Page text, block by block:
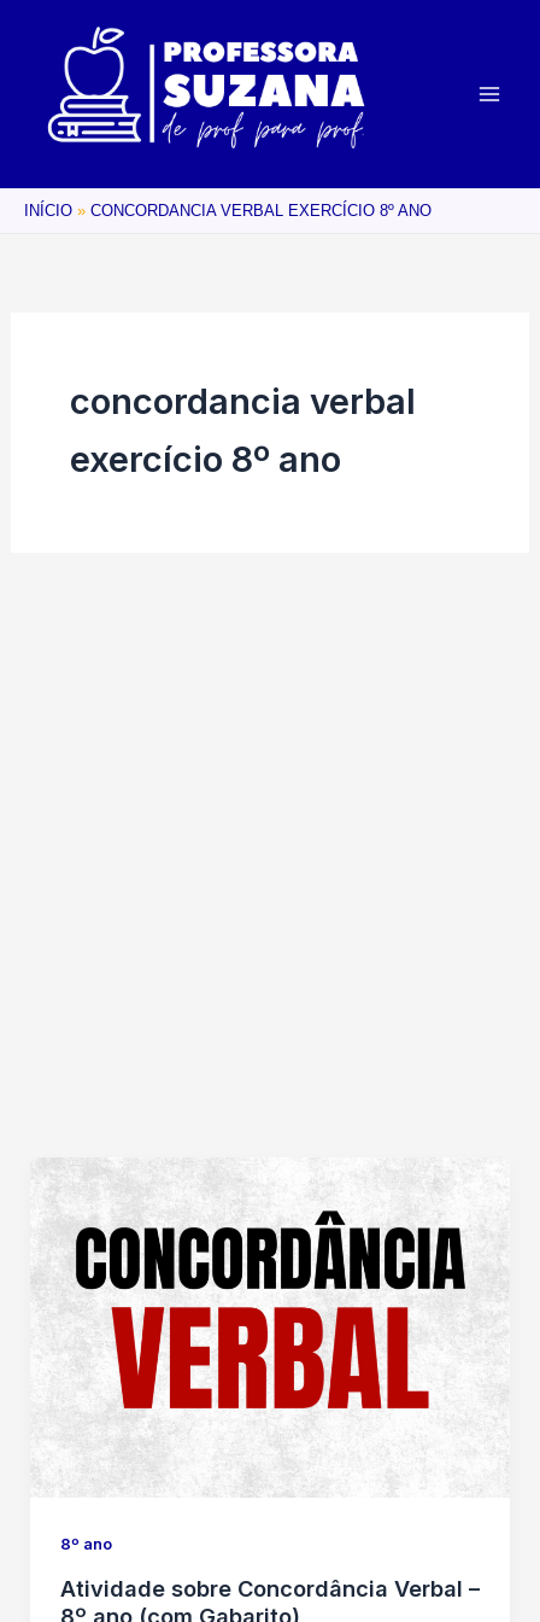
conteúdo
INÍCIO CONCORDANCIA VERBAL EXERCÍCIO 8º ANO
concordancia verbal
exercício 8º ano
8º ano
Atividade sobre Concordância Verbal –
8º ano (com Gabarito)